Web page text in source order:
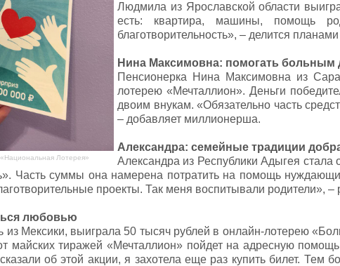
Лотерея»
Людмила из Ярославской области
есть: квартира, машины, помощь
благотворительность», – делится
Нина Максимовна: помогать больным
Пенсионерка Нина Максимовна из
лотерею «Мечталлион». Деньги
двоим внукам. «Обязательно часть
– добавляет миллионерша.
Александра: семейные традиции
Александра из Республики Адыгея
Часть суммы она намерена потратить на помощь
проекты. Так меня воспитывали родители», –
любовью
из Мексики, выиграла 50 тысяч рублей в онлайн-лотерею
майских тиражей «Мечталлион» пойдет на адресную
об этой акции, я захотела еще раз купить билет.